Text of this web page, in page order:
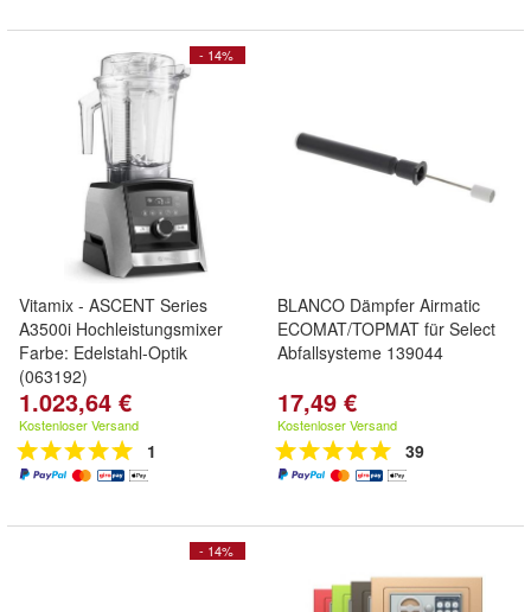
- 14%
Vitamix - ASCENT Series
A3500i Hochleistungsmixer
Farbe: Edelstahl-Optik
(063192)
1.023,64 €
Kostenloser Versand
1
BLANCO Dämpfer Airmatic
ECOMAT/TOPMAT für Select
Abfallsysteme 139044
17,49 €
Kostenloser Versand
39
- 14%